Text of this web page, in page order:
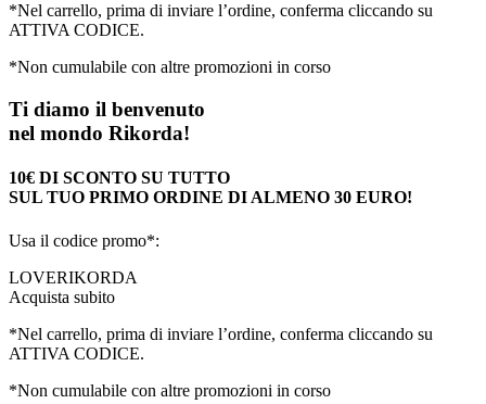
*Nel carrello, prima di inviare l’ordine, conferma cliccando su
ATTIVA CODICE.
*Non cumulabile con altre promozioni in corso
Ti diamo il benvenuto
nel mondo Rikorda!
10€ DI SCONTO SU TUTTO
SUL TUO PRIMO ORDINE DI ALMENO 30 EURO!
Usa il codice promo*:
LOVERIKORDA
Acquista subito
*Nel carrello, prima di inviare l’ordine, conferma cliccando su
ATTIVA CODICE.
*Non cumulabile con altre promozioni in corso